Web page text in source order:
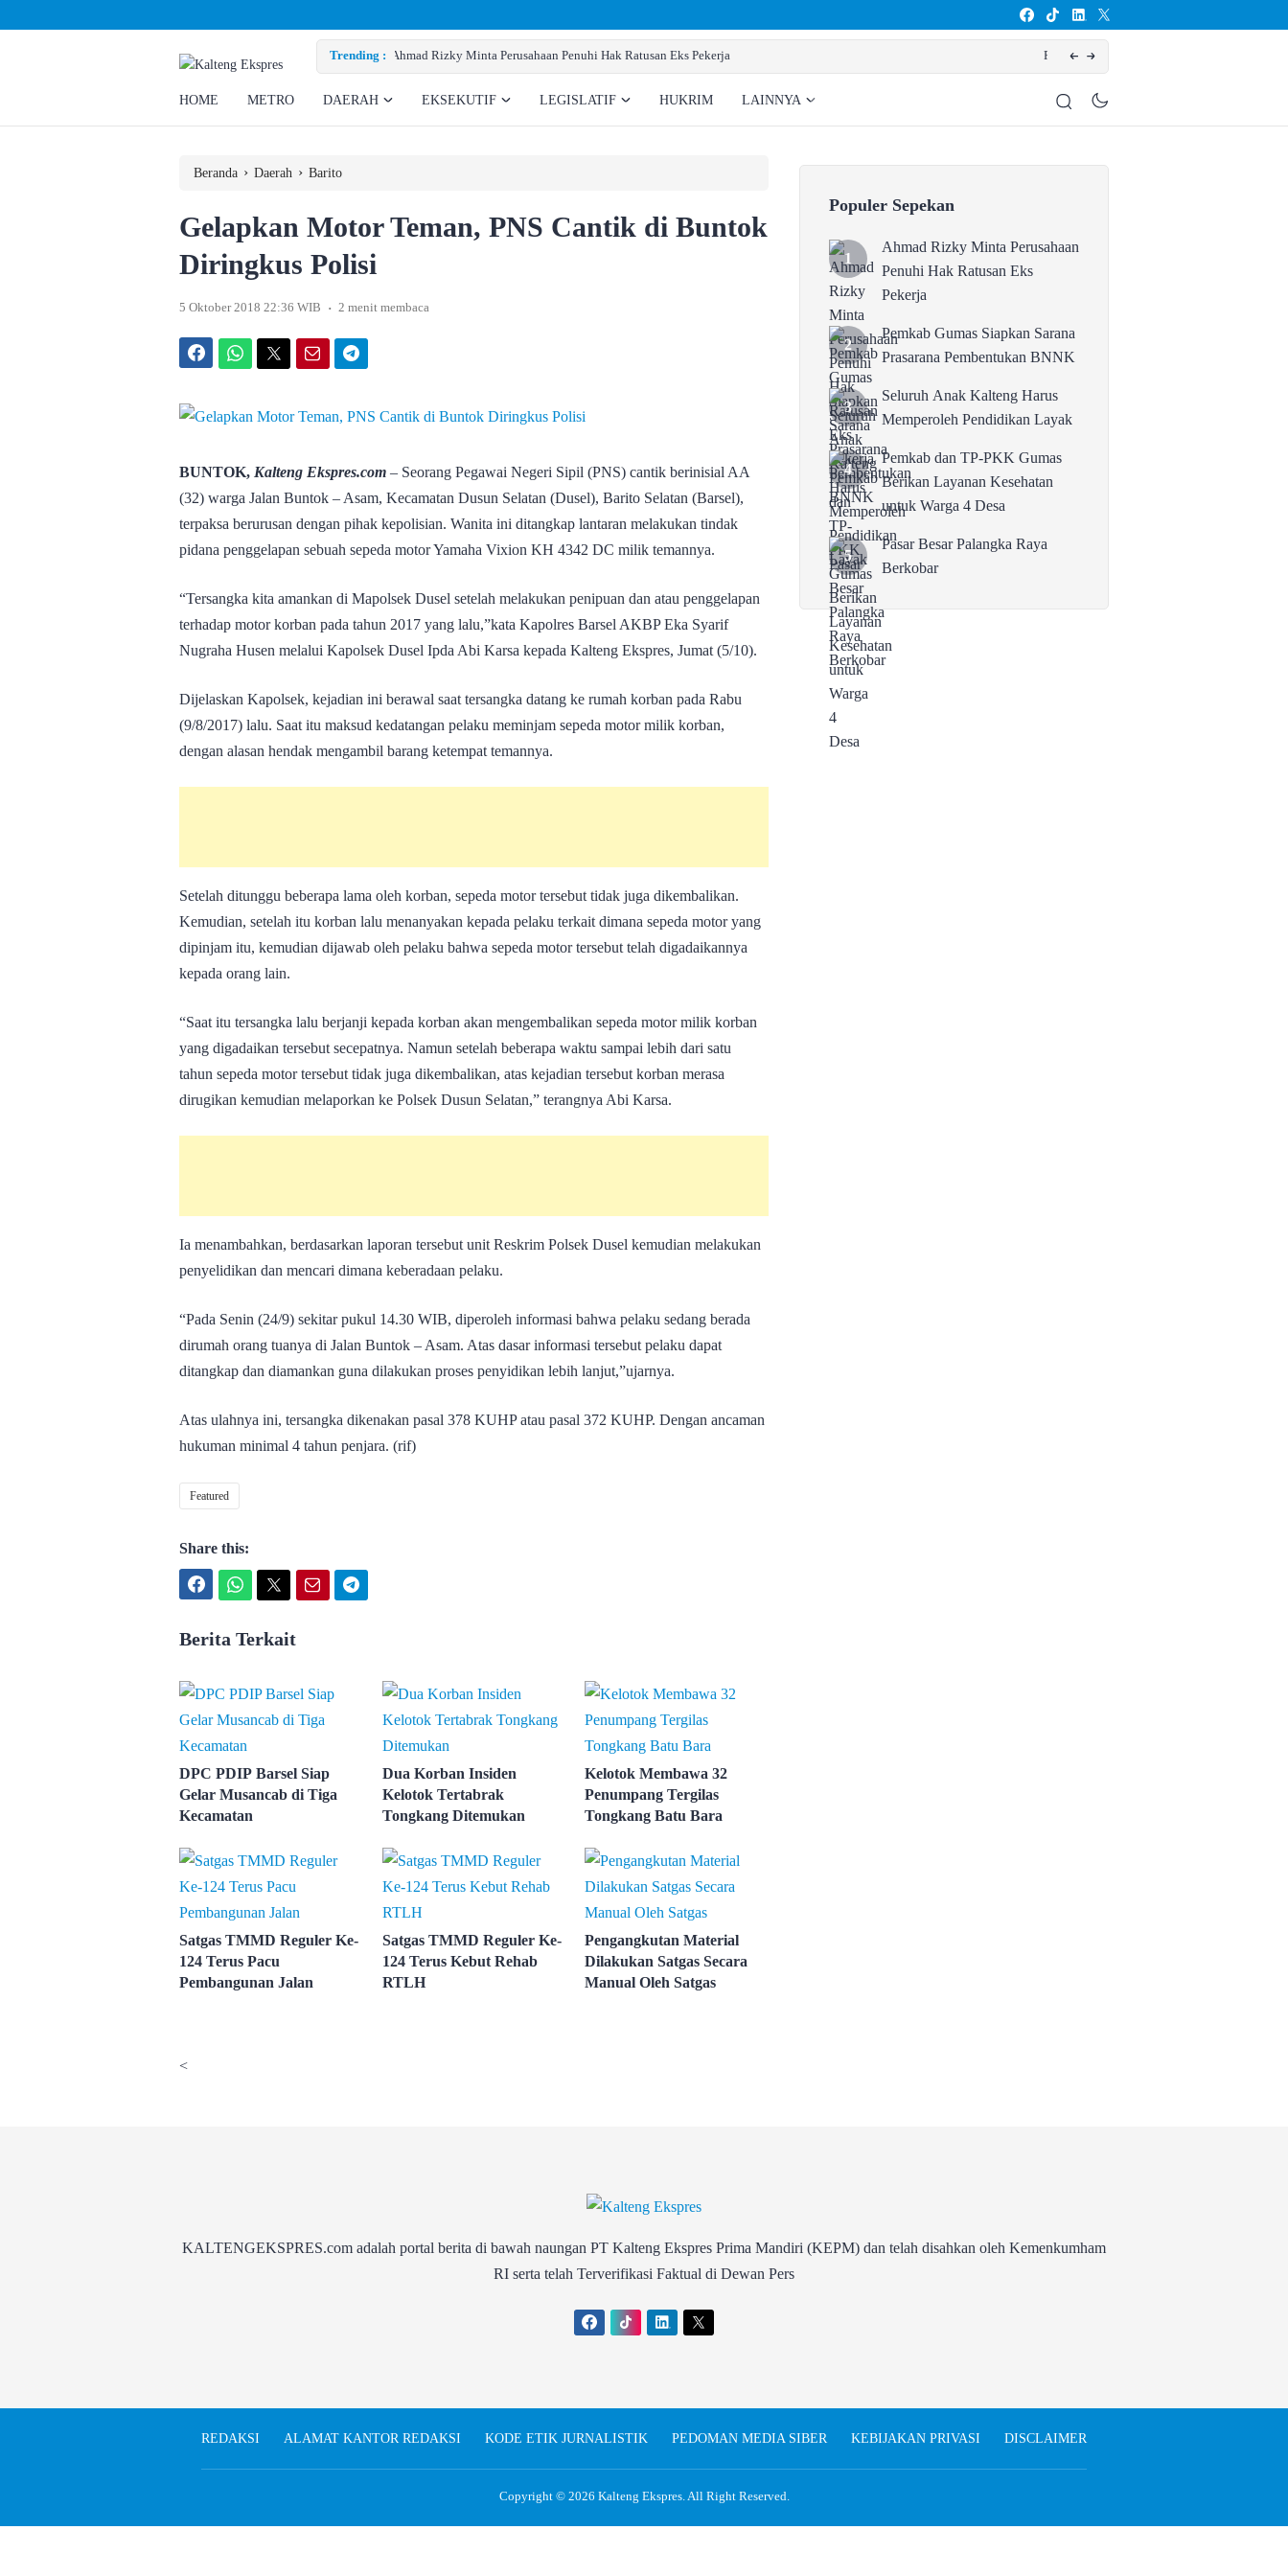
Trending :
Perusahaan Penuhi Hak Ratusan Eks Pekerja Pemkab Gumas Siapkan Sarana Prasarana Pembentukan BNNK
HOME METRO DAERAH EKSEKUTIF LEGISLATIF HUKRIM LAINNYA
Beranda › Daerah › Barito
Gelapkan Motor Teman, PNS Cantik di Buntok
Diringkus Polisi
5 Oktober 2018 22:36 WIB . 2 menit membaca
BUNTOK, Kalteng Ekspres.com – Seorang Pegawai Negeri Sipil (PNS) cantik berinisial AA
(32) warga Jalan Buntok – Asam, Kecamatan Dusun Selatan (Dusel), Barito Selatan (Barsel),
terpaksa berurusan dengan pihak kepolisian. Wanita ini ditangkap lantaran melakukan tindak
pidana penggelapan sebuah sepeda motor Yamaha Vixion KH 4342 DC milik temannya.
“Tersangka kita amankan di Mapolsek Dusel setelah melakukan penipuan dan atau penggelapan
terhadap motor korban pada tahun 2017 yang lalu,”kata Kapolres Barsel AKBP Eka Syarif
Nugraha Husen melalui Kapolsek Dusel Ipda Abi Karsa kepada Kalteng Ekspres, Jumat (5/10).
Dijelaskan Kapolsek, kejadian ini berawal saat tersangka datang ke rumah korban pada Rabu
(9/8/2017) lalu. Saat itu maksud kedatangan pelaku meminjam sepeda motor milik korban,
dengan alasan hendak mengambil barang ketempat temannya.
Setelah ditunggu beberapa lama oleh korban, sepeda motor tersebut tidak juga dikembalikan.
Kemudian, setelah itu korban lalu menanyakan kepada pelaku terkait dimana sepeda motor yang
dipinjam itu, kemudian dijawab oleh pelaku bahwa sepeda motor tersebut telah digadaikannya
kepada orang lain.
“Saat itu tersangka lalu berjanji kepada korban akan mengembalikan sepeda motor milik korban
yang digadaikan tersebut secepatnya. Namun setelah beberapa waktu sampai lebih dari satu
tahun sepeda motor tersebut tidak juga dikembalikan, atas kejadian tersebut korban merasa
dirugikan kemudian melaporkan ke Polsek Dusun Selatan,” terangnya Abi Karsa.
Ia menambahkan, berdasarkan laporan tersebut unit Reskrim Polsek Dusel kemudian melakukan
penyelidikan dan mencari dimana keberadaan pelaku.
“Pada Senin (24/9) sekitar pukul 14.30 WIB, diperoleh informasi bahwa pelaku sedang berada
dirumah orang tuanya di Jalan Buntok – Asam. Atas dasar informasi tersebut pelaku dapat
ditangkap dan diamankan guna dilakukan proses penyidikan lebih lanjut,”ujarnya.
Atas ulahnya ini, tersangka dikenakan pasal 378 KUHP atau pasal 372 KUHP. Dengan ancaman
hukuman minimal 4 tahun penjara. (rif)
Featured
Share this:
Berita Terkait
DPC PDIP Barsel Siap
Gelar Musancab di Tiga
Kecamatan
Dua Korban Insiden
Kelotok Tertabrak
Tongkang Ditemukan
Kelotok Membawa 32
Penumpang Tergilas
Tongkang Batu Bara
Satgas TMMD Reguler Ke-
124 Terus Pacu
Pembangunan Jalan
Satgas TMMD Reguler Ke-
124 Terus Kebut Rehab
RTLH
Pengangkutan Material
Dilakukan Satgas Secara
Manual Oleh Satgas
Populer Sepekan
Ahmad Rizky Minta Perusahaan
Penuhi Hak Ratusan Eks
Pekerja
Pemkab Gumas Siapkan Sarana
Prasarana Pembentukan BNNK
Seluruh Anak Kalteng Harus
Memperoleh Pendidikan Layak
Pemkab dan TP-PKK Gumas
Berikan Layanan Kesehatan
untuk Warga 4 Desa
Pasar Besar Palangka Raya
Berkobar
<
KALTENGEKSPRES.com adalah portal berita di bawah naungan PT Kalteng Ekspres Prima Mandiri (KEPM) dan telah disahkan oleh Kemenkumham
RI serta telah Terverifikasi Faktual di Dewan Pers
REDAKSI ALAMAT KANTOR REDAKSI KODE ETIK JURNALISTIK PEDOMAN MEDIA SIBER KEBIJAKAN PRIVASI DISCLAIMER
Copyright © 2026 Kalteng Ekspres. All Right Reserved.